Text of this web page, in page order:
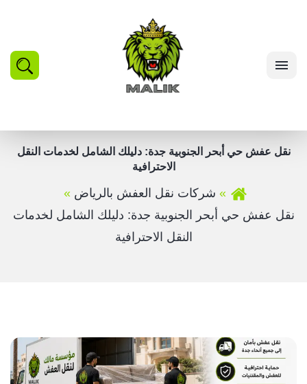
نقل عفش حي أبحر الجنوبية جدة: دليلك الشامل لخدمات النقل
الاحترافية
شركات نقل العفش بالرياض
نقل عفش حي أبحر الجنوبية جدة: دليلك الشامل لخدمات
النقل الاحترافية